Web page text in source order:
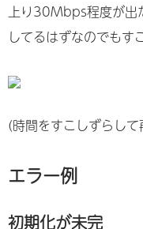
上り30Mbps程度が
してるはずなのでも
(時間をすこしずらし
エラー例
初期化が未完